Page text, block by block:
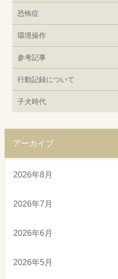
恐怖症
環境操作
参考記事
行動記録について
子犬時代
アーカイブ
2026年8月
2026年7月
2026年6月
2026年5月